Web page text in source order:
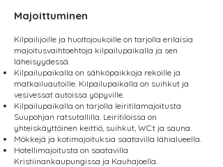
Majoittuminen
Kilpailijoille ja huoltojoukoille on tarjolla erilaisia
majoitusvaihtoehtoja kilpailupaikalla ja sen
läheisyydessä.
Kilpailupaikalla on sähköpaikkoja rekoille ja
matkailuautoille. Kilpailupaikalla on suihkut ja
vesivessat autoissa yöpyville.
Kilpailupaikalla on tarjolla leiritilamajoitusta
Suupohjan ratsutallilla. Leiritiloissa on
yhteiskäyttöinen keittiö, suihkut, WC:t ja sauna.
Mökkejä ja kotimajoituksia saatavilla lähialueella.
Hotellimajoitusta on saatavilla
Kristiinankaupungissa ja Kauhajoella.